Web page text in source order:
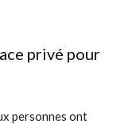
privé pour
personnes ont